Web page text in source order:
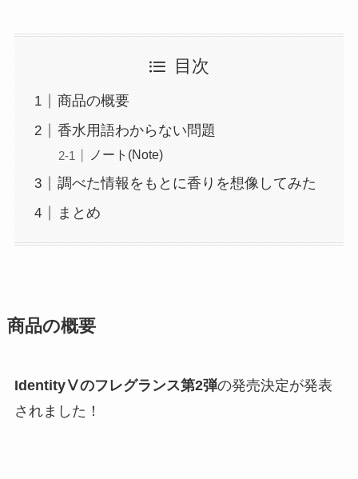
目次
商品の概要
香水用語わからない問題
ノート(Note)
調べた情報をもとに香りを想像してみた
まとめ
商品の概要
IdentityⅤのフレグランス第2弾の発売決定が発表
されました！